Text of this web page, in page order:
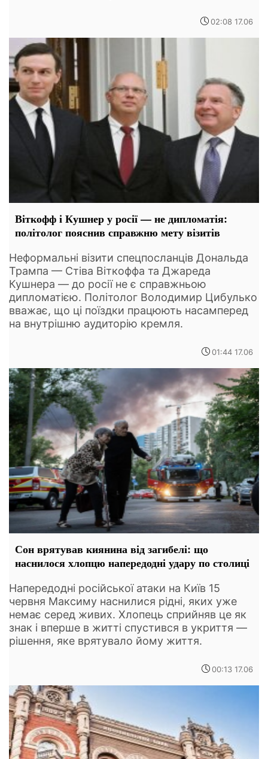
02:08 17.06
Віткофф і Кушнер у росії — не дипломатія:
політолог пояснив справжню мету візитів
Неформальні візити спецпосланців Дональда
Трампа — Стіва Віткоффа та Джареда
Кушнера — до росії не є справжньою
дипломатією. Політолог Володимир Цибулько
вважає, що ці поїздки працюють насамперед
на внутрішню аудиторію кремля.
01:44 17.06
Сон врятував киянина від загибелі: що
наснилося хлопцю напередодні удару по столиці
Напередодні російської атаки на Київ 15
червня Максиму наснилися рідні, яких уже
немає серед живих. Хлопець сприйняв це як
знак і вперше в житті спустився в укриття —
рішення, яке врятувало йому життя.
00:13 17.06